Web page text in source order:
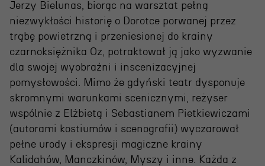
Polecamy
Jerzy Bielunas, biorąc na warsztat pełną
niezwykłości historię o Dorotce porwanej przez
trąbę powietrzną i przeniesionej do krainy
czarnoksiężnika Oz, potraktował ją jako wyzwanie
dla swojej wyobraźni i inscenizacyjnej
pomysłowości. Mimo że gdyński teatr dysponuje
skromnymi warunkami scenicznymi, reżyser
wspólnie z Elżbietą i Sebastianem Pietkiewiczami
(autorami kostiumów i scenografii) wyczarował
pełne urody i ekspresji magiczne krainy
Kalidahów, Manczkinów, Myszy i inne. Każda z